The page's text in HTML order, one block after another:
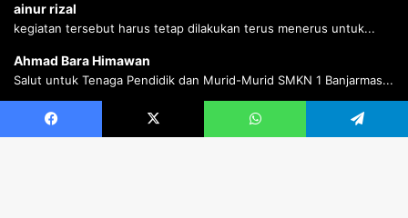
ainur rizal
kegiatan tersebut harus tetap dilakukan terus menerus untuk...
Ahmad Bara Himawan
Salut untuk Tenaga Pendidik dan Murid-Murid SMKN 1 Banjarmas...
Ahmad Bara Himawan
Facebook X WhatsApp Telegram